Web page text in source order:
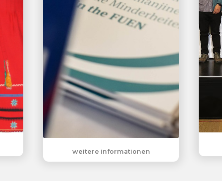
weitere informationen